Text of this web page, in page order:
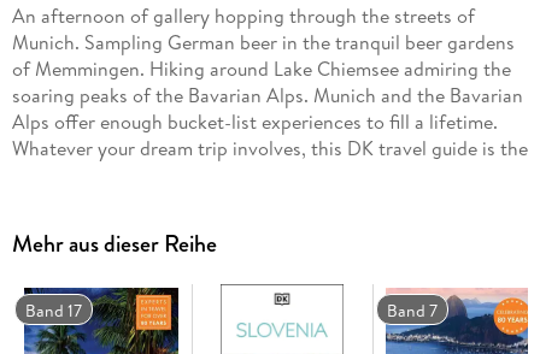
An afternoon of gallery hopping through the streets of
Munich. Sampling German beer in the tranquil beer gardens
of Memmingen. Hiking around Lake Chiemsee admiring the
soaring peaks of the Bavarian Alps. Munich and the Bavarian
Alps offer enough bucket-list experiences to fill a lifetime.
Whatever your dream trip involves, this DK travel guide is the
new inspirational content, this fully updated guide brings
Munich and the Bavarian Alps to life, transporting you there
like no other travel guide does. Inside, you'll find trusted
travel advice, expert-led insights, detailed breakdowns of all
Mehr aus dieser Reihe
Band 17 Band 7